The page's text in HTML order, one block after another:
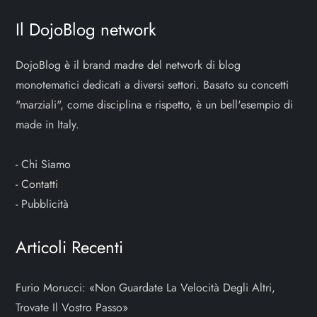
Il DojoBlog network
DojoBlog è il brand madre del network di blog
monotematici dedicati a diversi settori. Basato su concetti
"marziali", come disciplina e rispetto, è un bell'esempio di
made in Italy.
-Chi Siamo
-Contatti
- Pubblicità
Articoli Recenti
Furio Morucci: «Non Guardate La Velocità Degli Altri,
Trovate Il Vostro Passo»